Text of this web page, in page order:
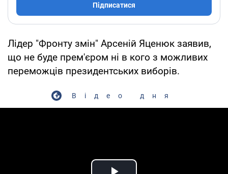
Підписатися
Лідер "Фронту змін" Арсеній Яценюк заявив,
що не буде прем'єром ні в кого з можливих
переможців президентських виборів.
Відео дня